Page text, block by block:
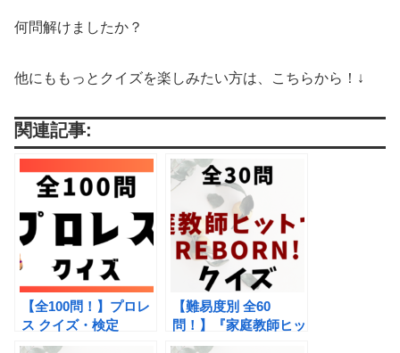
何問解けましたか？
他にももっとクイズを楽しみたい方は、こちらから！↓
関連記事:
【全100問！】プロレ
ス クイズ・検定
【難易度別 全60
問！】『家庭教師ヒッ
トマンREBORN!』ク